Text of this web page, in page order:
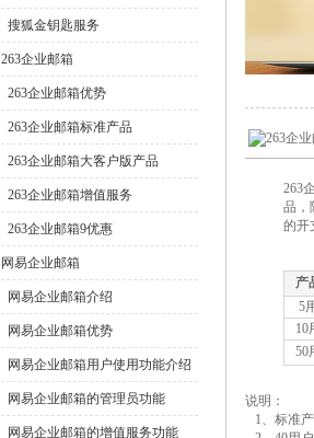
搜狐金钥匙服务
263企业邮箱
263企业邮箱优势
263企业邮箱标准产品
263企业邮箱大客户版产品
263企业邮箱增值服务
263企业邮箱9优惠
网易企业邮箱
网易企业邮箱介绍
网易企业邮箱优势
网易企业邮箱用户使用功能介绍
网易企业邮箱的管理员功能
网易企业邮箱的增值服务功能
263
品，
的开
产
5
10
50
说明：
1、标准